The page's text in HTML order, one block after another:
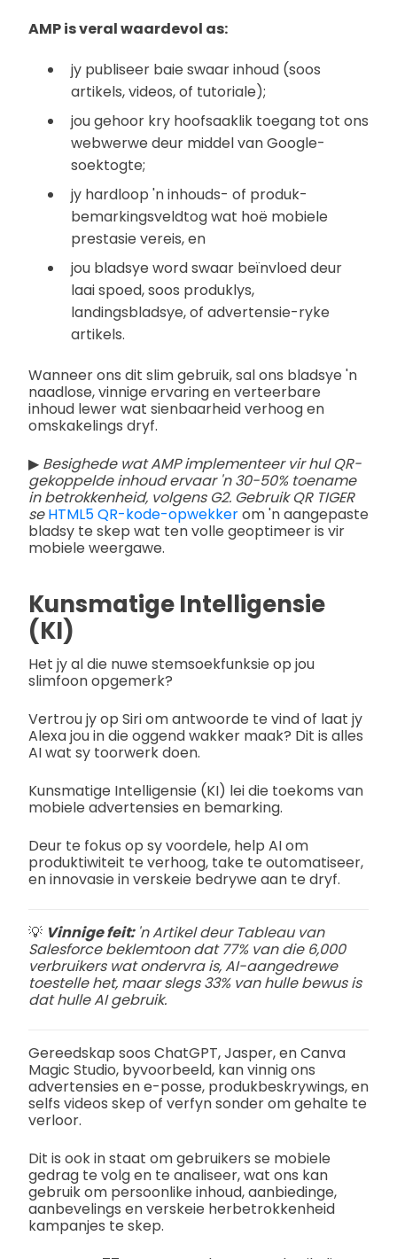
AMP is veral waardevol as:
jy publiseer baie swaar inhoud (soos
artikels, videos, of tutoriale);
jou gehoor kry hoofsaaklik toegang tot ons
webwerwe deur middel van Google-
soektogte;
jy hardloop 'n inhouds- of produk-
bemarkingsveldtog wat hoë mobiele
prestasie vereis, en
jou bladsye word swaar beïnvloed deur
laai spoed, soos produklys,
landingsbladsye, of advertensie-ryke
artikels.
Wanneer ons dit slim gebruik, sal ons bladsye 'n
naadlose, vinnige ervaring en verteerbare
inhoud lewer wat sienbaarheid verhoog en
omskakelings dryf.
▶ Besighede wat AMP implementeer vir hul QR-
gekoppelde inhoud ervaar 'n 30-50% toename
in betrokkenheid, volgens G2. Gebruik QR TIGER
seHTML5 QR-kode-opwekkerom 'n aangepaste
bladsy te skep wat ten volle geoptimeer is vir
mobiele weergawe.
Kunsmatige Intelligensie
(KI)
Het jy al die nuwe stemsoekfunksie op jou
slimfoon opgemerk?
Vertrou jy op Siri om antwoorde te vind of laat jy
Alexa jou in die oggend wakker maak? Dit is alles
AI wat sy toorwerk doen.
Kunsmatige Intelligensie (KI) lei die toekoms van
mobiele advertensies en bemarking.
Deur te fokus op sy voordele, help AI om
produktiwiteit te verhoog, take te outomatiseer,
en innovasie in verskeie bedrywe aan te dryf.
💡 Vinnige feit: 'n Artikel deur Tableau van
Salesforce beklemtoon dat 77% van die 6,000
verbruikers wat ondervra is, AI-aangedrewe
toestelle het, maar slegs 33% van hulle bewus is
dat hulle AI gebruik.
Gereedskap soos ChatGPT, Jasper, en Canva
Magic Studio, byvoorbeeld, kan vinnig ons
advertensies en e-posse, produkbeskrywings, en
selfs videos skep of verfyn sonder om gehalte te
verloor.
Dit is ook in staat om gebruikers se mobiele
gedrag te volg en te analiseer, wat ons kan
gebruik om persoonlike inhoud, aanbiedinge,
aanbevelings en verskeie herbetrokkenheid
kampanjes te skep.